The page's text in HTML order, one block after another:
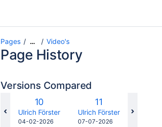
Pages … Video's
Page History
Versions Compared
Old
Version
10
changes.mady.by.user
Ulrich Förster
Saved
04-02-2026
comparedNew
Version
11
changes.mady.by.user
Ulrich Förster
Saved
07-07-2026